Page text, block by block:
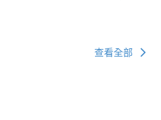
查看全部